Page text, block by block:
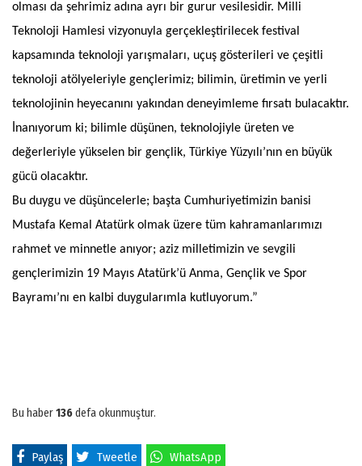
olması da şehrimiz adına ayrı bir gurur vesilesidir. Milli
Teknoloji Hamlesi vizyonuyla gerçekleştirilecek festival
kapsamında teknoloji yarışmaları, uçuş gösterileri ve çeşitli
teknoloji atölyeleriyle gençlerimiz; bilimin, üretimin ve yerli
teknolojinin heyecanını yakından deneyimleme fırsatı bulacaktır.
İnanıyorum ki; bilimle düşünen, teknolojiyle üreten ve
değerleriyle yükselen bir gençlik, Türkiye Yüzyılı’nın en büyük
gücü olacaktır.
Bu duygu ve düşüncelerle; başta Cumhuriyetimizin banisi
Mustafa Kemal Atatürk olmak üzere tüm kahramanlarımızı
rahmet ve minnetle anıyor; aziz milletimizin ve sevgili
gençlerimizin 19 Mayıs Atatürk’ü Anma, Gençlik ve Spor
Bayramı’nı en kalbi duygularımla kutluyorum.”
Bu haber136defa okunmuştur.
Paylaş Tweetle WhatsApp